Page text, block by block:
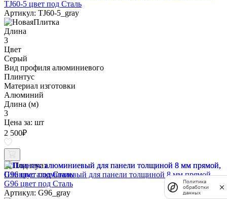
TJ60-5 цвет под Сталь
Артикул: TJ60-5_gray
Длина
3
Цвет
Серый
Вид профиля алюминиевого
Плинтус
Материал изготовки
Алюминий
Длина (м)
3
Цена за: шт
2 500₽
Под заказ
Плинтус алюминиевый для панели толщиной 8 мм прямой,
G96 цвет под Сталь
Артикул: G96_gray
Политика
обработки
данных